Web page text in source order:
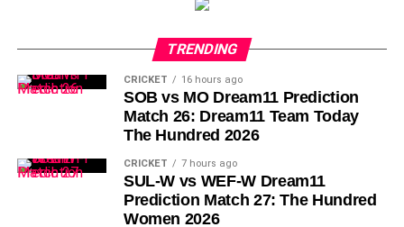
TRENDING
CRICKET 16 hours ago
SOB vs MO Dream11 Prediction
Match 26: Dream11 Team Today
The Hundred 2026
CRICKET 7 hours ago
SUL-W vs WEF-W Dream11
Prediction Match 27: The Hundred
Women 2026